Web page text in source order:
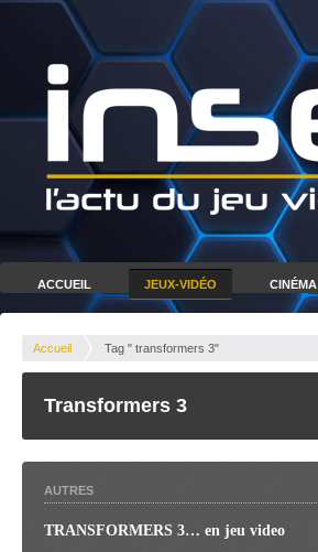
ACCUEIL JEUX-VIDÉO CINÉMA
Accueil Tag " transformers 3"
Transformers 3
AUTRES
TRANSFORMERS 3… en jeu video